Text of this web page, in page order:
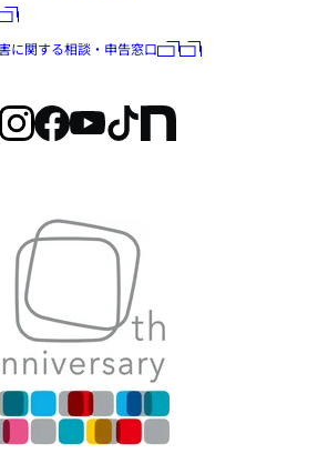
に関する相談・申告窓口